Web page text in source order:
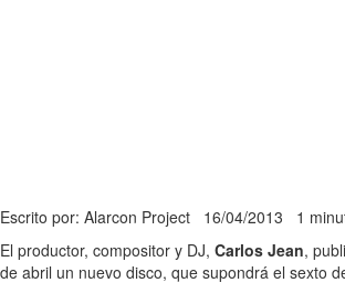
Escrito por: Alarcon Project 16/04/2013 1
El productor, compositor y DJ, Carlos Jean,
de abril un nuevo disco, que supondrá el sexto